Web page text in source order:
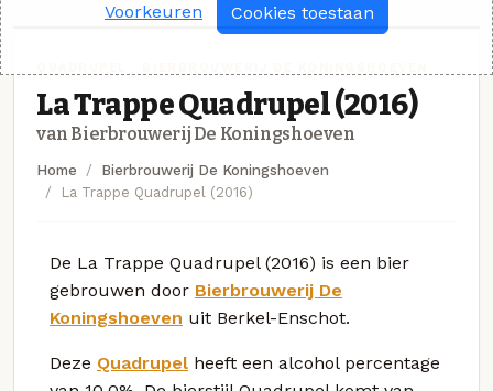
La Trappe Quadrupel (2016)
van Bierbrouwerij De Koningshoeven
Home
Bierbrouwerij De Koningshoeven
La Trappe Quadrupel (2016)
De La Trappe Quadrupel (2016) is een bier
gebrouwen door Bierbrouwerij De
Koningshoeven uit Berkel-Enschot.
Deze Quadrupel heeft een alcohol percentage
Voorkeuren Cookies toestaan